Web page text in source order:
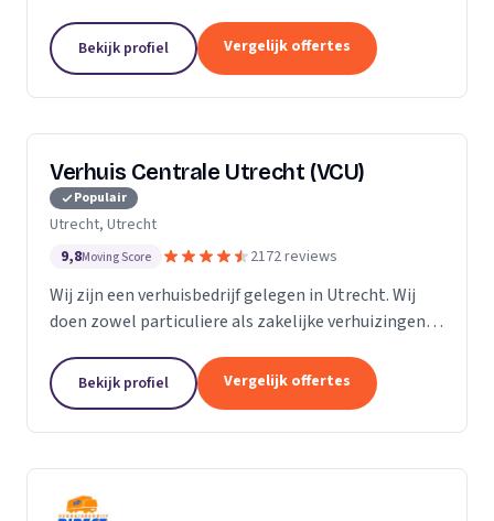
Bekijk profiel Vergelijk offertes
Verhuis Centrale Utrecht (VCU)
Populair
Utrecht, Utrecht
9,8Moving Score 2172 reviews
Wij zijn een verhuisbedrijf gelegen in Utrecht. Wij
doen zowel particuliere als zakelijke verhuizingen.
opslag van inboedel, de- en montageservice,...
Bekijk profiel Vergelijk offertes